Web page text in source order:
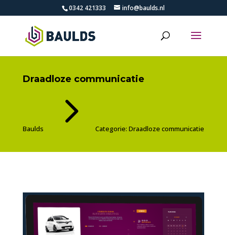
0342 421333 info@baulds.nl
Draadloze communicatie
Baulds 5 Categorie: Draadloze communicatie